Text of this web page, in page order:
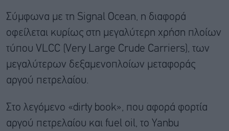
Σύμφωνα με τη Signal Ocean, η διαφορά
οφείλεται κυρίως στη μεγαλύτερη χρήση πλοίων
τύπου VLCC (Very Large Crude Carriers), των
μεγαλύτερων δεξαμενοπλοίων μεταφοράς
αργού πετρελαίου.
Στο λεγόμενο «dirty book», που αφορά φορτία
αργού πετρελαίου και fuel oil, το Yanbu